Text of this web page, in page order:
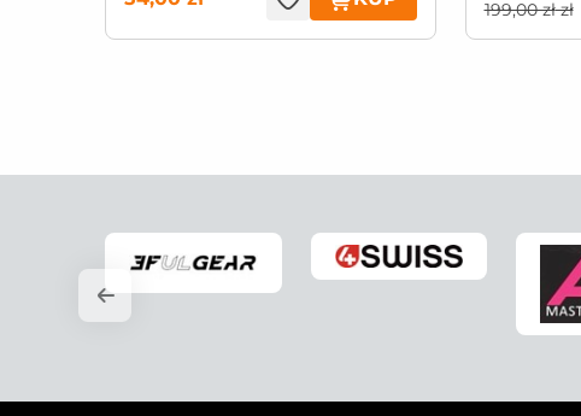
199,00 zł